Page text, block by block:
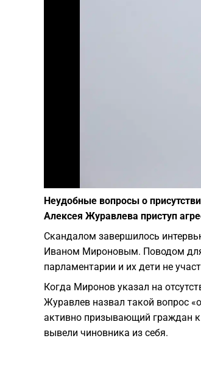
Неудобные вопросы о
Алексея Журавлева приступ
Скандалом завершилось
Иваном Мироновым. Поводом
парламентарии и их дети не
​Когда Миронов указал на
Журавлев назвал такой вопрос
активно призывающий граждан к
вывели чиновника из себя.